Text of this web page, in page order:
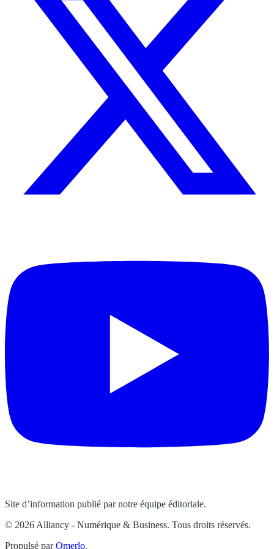
Site d’information publié par notre équipe éditoriale.
© 2026 Alliancy - Numérique & Business. Tous droits réservés.
Propulsé parOmerlo.